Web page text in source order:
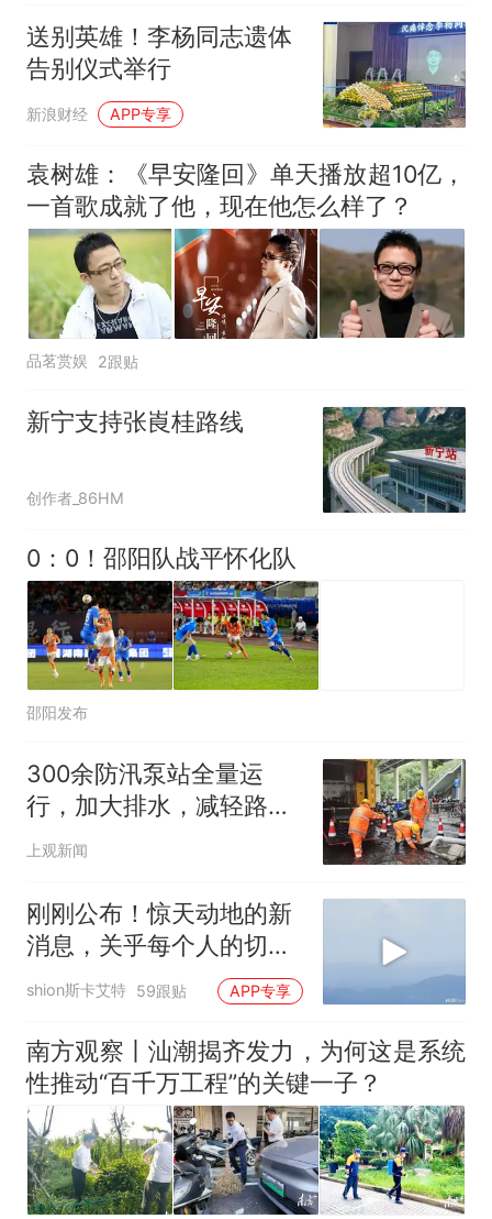
送别英雄！李杨同志遗体
告别仪式举行
新浪财经 APP专享
袁树雄：《早安隆回》单天播放超10亿，
一首歌成就了他，现在他怎么样了？
品茗赏娱 2跟贴
新宁支持张崀桂路线
创作者_86HM
0：0！邵阳队战平怀化队
邵阳发布
300余防汛泵站全量运
行，加大排水，减轻路面
积水
上观新闻
刚刚公布！惊天动地的新
消息，关乎每个人的切身
利益 (1)
shion斯卡艾特 59跟贴 APP专享
南方观察丨汕潮揭齐发力，为何这是系统
性推动“百千万工程”的关键一子？